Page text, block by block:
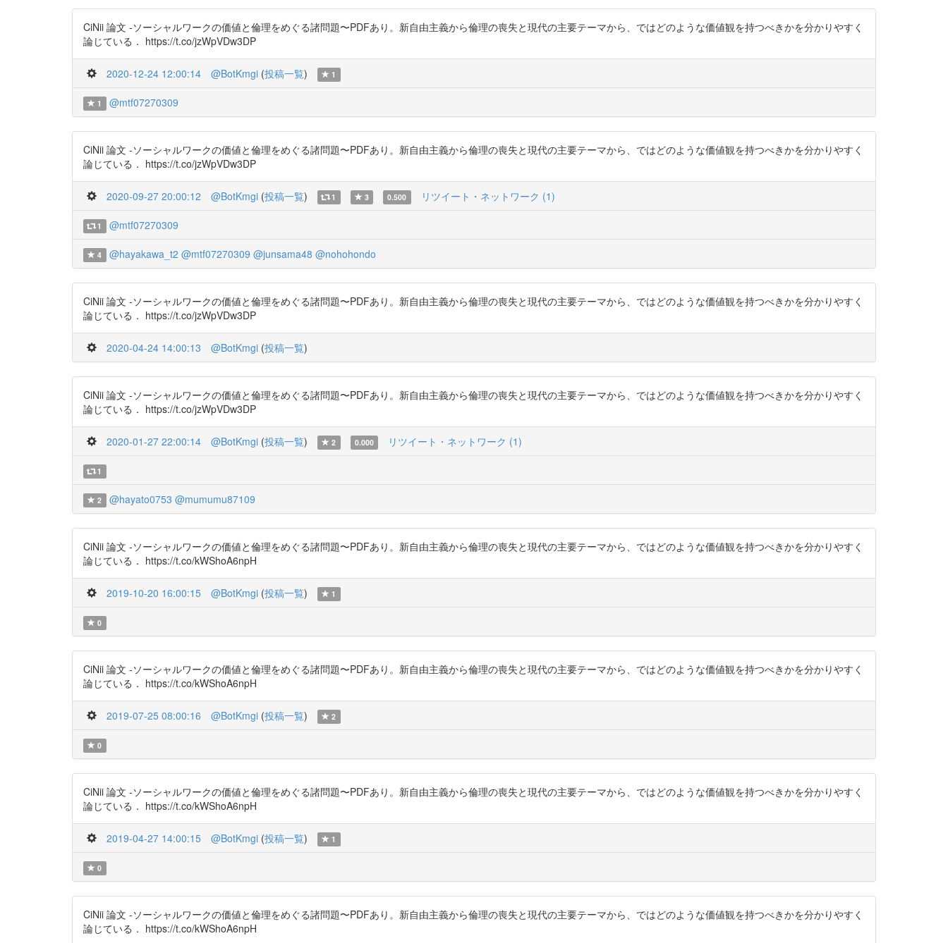
CiNii 論文 -ソーシャルワークの価値と倫理をめぐる諸問題〜PDFあり。新自由主義から倫理の喪失と現代の主要テーマから、ではどのような価値観を持つべきかを分かりやすく
論じている． https://t.co/jzWpVDw3DP
2020-12-24 12:00:14 @BotKmgi (投稿一覧) 1
1 @mtf07270309
CiNii 論文 -ソーシャルワークの価値と倫理をめぐる諸問題〜PDFあり。新自由主義から倫理の喪失と現代の主要テーマから、ではどのような価値観を持つべきかを分かりやすく
論じている． https://t.co/jzWpVDw3DP
2020-09-27 20:00:12 @BotKmgi (投稿一覧) 1 3 0.500 リツイート・ネットワーク (1)
1 @mtf07270309
4 @hayakawa_t2 @mtf07270309 @junsama48 @nohohondo
CiNii 論文 -ソーシャルワークの価値と倫理をめぐる諸問題〜PDFあり。新自由主義から倫理の喪失と現代の主要テーマから、ではどのような価値観を持つべきかを分かりやすく
論じている． https://t.co/jzWpVDw3DP
2020-04-24 14:00:13 @BotKmgi (投稿一覧)
CiNii 論文 -ソーシャルワークの価値と倫理をめぐる諸問題〜PDFあり。新自由主義から倫理の喪失と現代の主要テーマから、ではどのような価値観を持つべきかを分かりやすく
論じている． https://t.co/jzWpVDw3DP
2020-01-27 22:00:14 @BotKmgi (投稿一覧) 2 0.000 リツイート・ネットワーク (1)
1
2 @hayato0753 @mumumu87109
CiNii 論文 -ソーシャルワークの価値と倫理をめぐる諸問題〜PDFあり。新自由主義から倫理の喪失と現代の主要テーマから、ではどのような価値観を持つべきかを分かりやすく
論じている． https://t.co/kWShoA6npH
2019-10-20 16:00:15 @BotKmgi (投稿一覧) 1
0
CiNii 論文 -ソーシャルワークの価値と倫理をめぐる諸問題〜PDFあり。新自由主義から倫理の喪失と現代の主要テーマから、ではどのような価値観を持つべきかを分かりやすく
論じている． https://t.co/kWShoA6npH
2019-07-25 08:00:16 @BotKmgi (投稿一覧) 2
0
CiNii 論文 -ソーシャルワークの価値と倫理をめぐる諸問題〜PDFあり。新自由主義から倫理の喪失と現代の主要テーマから、ではどのような価値観を持つべきかを分かりやすく
論じている． https://t.co/kWShoA6npH
2019-04-27 14:00:15 @BotKmgi (投稿一覧) 1
0
CiNii 論文 -ソーシャルワークの価値と倫理をめぐる諸問題〜PDFあり。新自由主義から倫理の喪失と現代の主要テーマから、ではどのような価値観を持つべきかを分かりやすく
論じている． https://t.co/kWShoA6npH